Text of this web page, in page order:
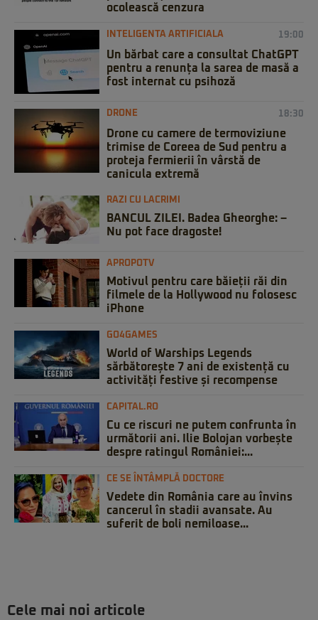
ocolească cenzura
INTELIGENTA ARTIFICIALA 19:00
Un bărbat care a consultat ChatGPT
pentru a renunța la sarea de masă a
fost internat cu psihoză
DRONE 18:30
Drone cu camere de termoviziune
trimise de Coreea de Sud pentru a
proteja fermierii în vârstă de
canicula extremă
RAZI CU LACRIMI
BANCUL ZILEI. Badea Gheorghe: –
Nu pot face dragoste!
APROPOTV
Motivul pentru care băieții răi din
filmele de la Hollywood nu folosesc
iPhone
GO4GAMES
World of Warships Legends
sărbătorește 7 ani de existență cu
activități festive și recompense
CAPITAL.RO
Cu ce riscuri ne putem confrunta în
următorii ani. Ilie Bolojan vorbește
despre ratingul României:...
CE SE ÎNTÂMPLĂ DOCTORE
Vedete din România care au învins
cancerul în stadii avansate. Au
suferit de boli nemiloase...
Cele mai noi articole